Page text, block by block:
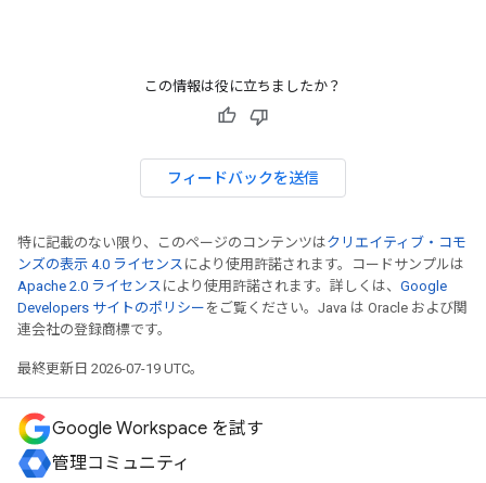
この情報は役に立ちましたか？
フィードバックを送信
特に記載のない限り、このページのコンテンツはクリエイティブ・コモ
ンズの表示 4.0 ライセンス により使用許諾されます。コードサンプルは
Apache 2.0 ライセンス により使用許諾されます。詳しくは、 Google
Developers サイトのポリシー をご覧ください。Java は Oracle および関
連会社の登録商標です。
最終更新日 2026-07-19 UTC。
Google Workspace を試す
管理コミュニティ